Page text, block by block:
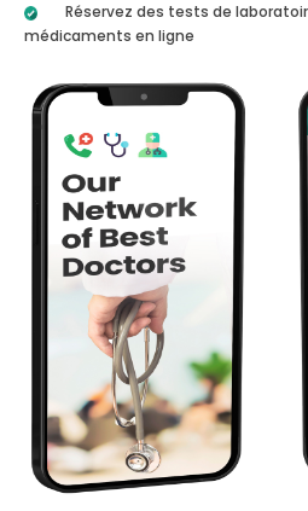
Réservez des tests de
médicaments en ligne